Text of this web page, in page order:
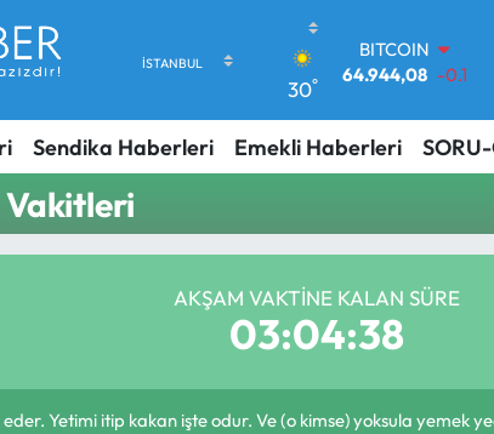
30°
BITCOIN
64.944,08
-0.18
DOLAR
47,7436 0.18
EURO
BİST100
13.779
Sendika Haberleri Emekli Haberleri
AKŞAM VAKTINE KALAN SÜRE
03:04:37
Yetimi itip kakan işte odur. Ve (o kimse) yoksula yemek